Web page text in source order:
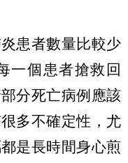
患者數量比較少
一個患者搶救回
分死亡病例應該
多不確定性，尤
是長時間身心煎